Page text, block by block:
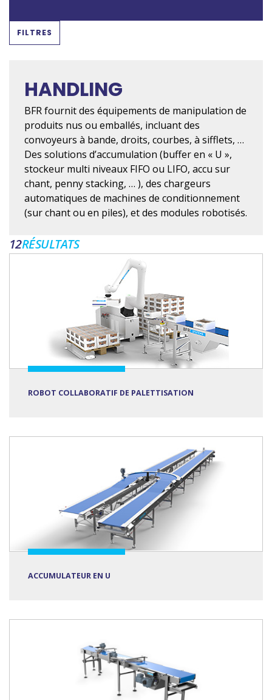
FILTRES
HANDLING
BFR fournit des équipements de manipulation de
produits nus ou emballés, incluant des
convoyeurs à bande, droits, courbes, à sifflets, …
Des solutions d’accumulation (buffer en « U »,
stockeur multi niveaux FIFO ou LIFO, accu sur
chant, penny stacking, … ), des chargeurs
automatiques de machines de conditionnement
(sur chant ou en piles), et des modules robotisés.
12RÉSULTATS
ROBOT COLLABORATIF DE PALETTISATION
ACCUMULATEUR EN U